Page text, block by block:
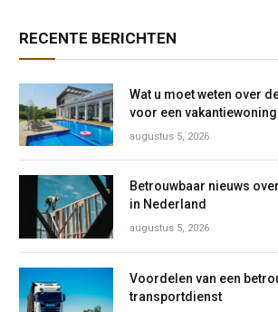
RECENTE BERICHTEN
Wat u moet weten over
voor een vakantiewoning
augustus 5, 2026
Betrouwbaar nieuws
in Nederland
augustus 5, 2026
Voordelen van een
transportdienst